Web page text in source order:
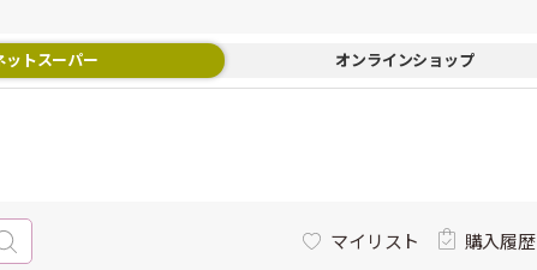
ットスーパー オンラインショップ
マイリスト 購入履歴